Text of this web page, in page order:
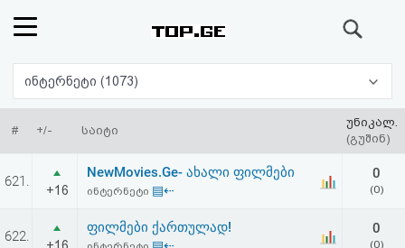
რეიტინგი
(მთავარი)
ფოსტა
პასუხი
ინტერნეტი (1073)
# +/- საიტი
უნიკალ.
(გუშინ)
621.
+16
NewMovies.Ge- ახალი ფილმები
ინტერნეტი ▤⇠
0
(0)
622.
ფილმები ქართულად! 0
(0)